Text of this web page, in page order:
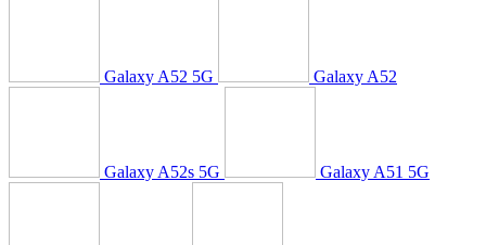
Galaxy A52 5G Galaxy A52
Galaxy A52s 5G Galaxy A51 5G